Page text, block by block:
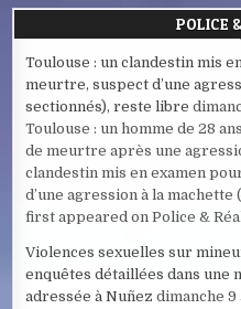
POLICE
Toulouse : un clandestin mis
meurtre, suspect d’une
sectionnés), reste libre
Toulouse : un homme de 28
de meurtre après une
clandestin mis en examen
d’une agression à la
first appeared on Police &
Violences sexuelles sur
enquêtes détaillées dans une
adressée à Nuñez dimanche 9